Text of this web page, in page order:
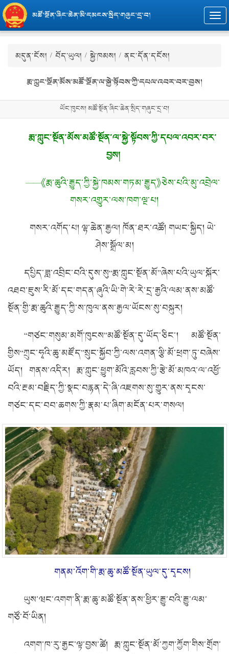
མཚོ་སྔོན་ཞིང་ཆེན་མི་དམངས་སྲིད་གཞུང་དྲ་བ།
མདུན་ངོས། / བོད་ཡུལ། / སྐྱེ་ཁམས། / ནང་དོན་དངོས།
རྨ་ཀླུང་སྔོན་མོས་མཚོ་སྔོན་ལ་སྐྱེ་སྟོབས་ཀྱི་དཔལ་འབར་བར་བྱས།
ཡོང་ཁུངས། མཚོ་སྔོན་ཞིང་ཆེན་སྲིད་གཞུང་དྲ་བ།
རྨ་ཀླུང་སྔོན་མོས་མཚོ་སྔོན་ལ་སྐྱེ་སྟོབས་ཀྱི་དཔལ་འབར་བར་
བྱས།
——《རྨ་ཆུའི་རྒྱུད་ཀྱི་སྐྱེ་ཁམས་གཏམ་རྒྱུད》ཅེས་པའི་མུ་འབྲེལ་
གསར་འགྱུར་ལས་ཁག་ལྔ་པ།
གསར་འགོད་པ། ལྷ་ཆེན་རྒྱལ། ཁོན་ཐར་འཚོ། གཡང་སྐྱིད། ཡེ་
ཤེས་སྒྲོལ་མ།
དཔྱིད་ཟླ་འབྲིང་བའི་དུས་སུ“རྨ་ཀླུང་སྔོན་མོ”ཞེས་པའི་ཡུལ་སྐོར་
འཐབ་ཇུས་རི་མོ་དང་གདན་ཞུའི་ཡི་གེ་རེ་རེ་དྲ་རྒྱའི་ལམ་ནས་མཚོ་
སྔོན་གྱི་རྨ་ཆུའི་རྒྱུད་ཀྱི་ས་ཁུལ་ནས་རྒྱལ་ཡོངས་སུ་བསྐུར།
“གཙང་གསུམ་མགོ་ཁུངས”མཚོ་སྔོན་དུ་ཡོད་ཅིང་། མཚོ་སྔོན་
གྱིས“ཀྲུང་ཧྭའི་ཆུ་མཛོད”སྲུང་སྐྱོབ་ཀྱི་ལས་འགན་ལྕི་མོ་ཕྲག་ཏུ་བཞེས་
ཡོད། གནས་འདིར། རྨ་ཀླུང་ཕྱུག་མོའི་རླབས་ཀྱི་རྩེ་མོ་མཁའ་ལ་འཕྱོ་
བའི་རྔམ་བརྗིད་ཀྱི་སྣང་བརྙན་དེ་ཞི་འཇགས་སུ་གྱུར་ནས་དྭངས་
གཙང་དང་བབ་ཆགས་ཀྱི་རྣམ་པ་ཞིག་མངོན་པར་གསལ།
གནམ་འོག་གི་རྨ་ཆུ་མཚོ་སྔོན་ཡུལ་དུ་དྭངས།
ཡུས་ཝང་འགག་ནི་རྨ་ཆུ་མཚོ་སྔོན་ནས་ཕྱིར་རྒྱུ་བའི་རྒྱུ་ལམ་
གཙོ་བོ་ཡིན།
འགག་ཁ་རུ་རྒྱང་ལྟ་བྱས་ཚེ། རྨ་ཀླུང་སྔོན་མོ་ཀྱག་ཀྱོག་གིས་གྲོག་